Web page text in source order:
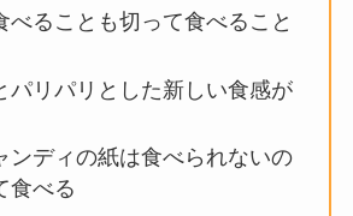
べることも切って食べること
パリパリとした新しい食感が
ンディの紙は食べられないの
食べる